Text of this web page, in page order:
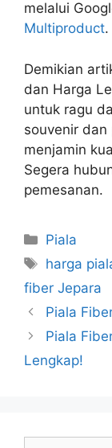
melalui
Multiproduct.
Demikian
dan Harga
untuk ragu
souvenir
menjamin
Segera
pemesanan.
Kategori
Piala
Tag
harga
fiber Jepara
Piala
Piala
Lengkap!